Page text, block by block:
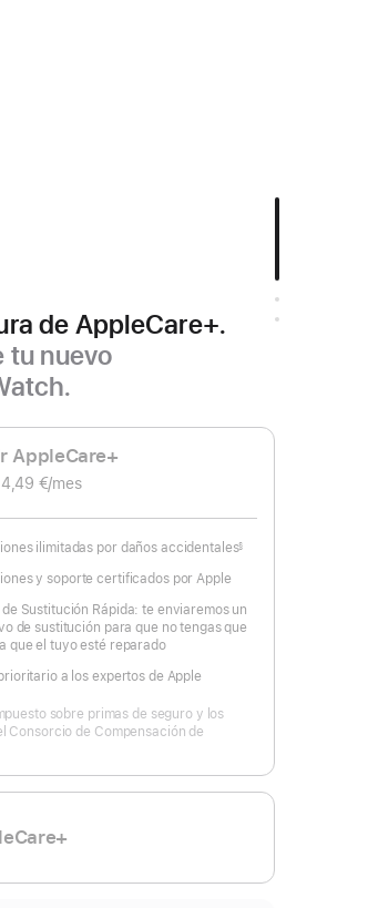
de AppleCare+.
tu nuevo
AppleCare+
€/mes
ilimitadas por daños accidentales§
y soporte certificados por Apple
Sustitución Rápida: te enviaremos un
de sustitución para que no tengas que
que el tuyo esté reparado
a los expertos de Apple
sobre primas de seguro y los
Consorcio de Compensación de